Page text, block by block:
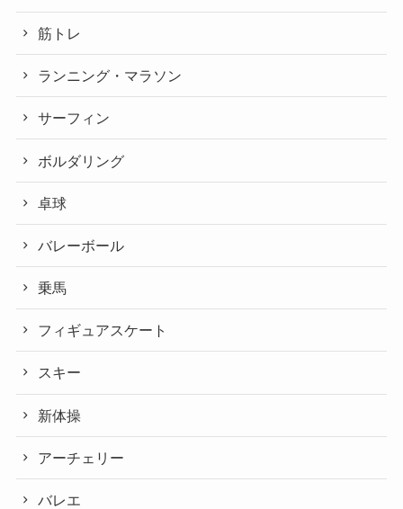
筋トレ
ランニング・マラソン
サーフィン
ボルダリング
卓球
バレーボール
乗馬
フィギュアスケート
スキー
新体操
アーチェリー
バレエ